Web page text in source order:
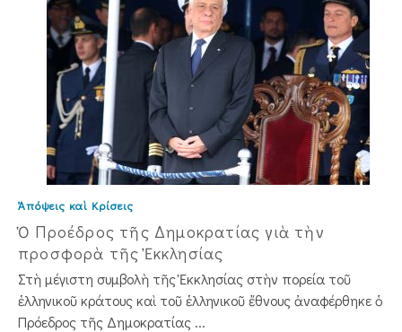
Ἀπόψεις καὶ Κρίσεις
Ὁ Προέδρος τῆς Δημοκρατίας γιὰ τὴν
προσφορὰ τῆς Ἐκκλησίας
Στὴ μέγιστη συμβολὴ τῆς Ἐκκλησίας στὴν πορεία τοῦ
ἑλληνικοῦ κράτους καὶ τοῦ ἑλληνικοῦ ἔθνους ἀναφέρθηκε ὁ
Πρόεδρος τῆς Δημοκρατίας ...